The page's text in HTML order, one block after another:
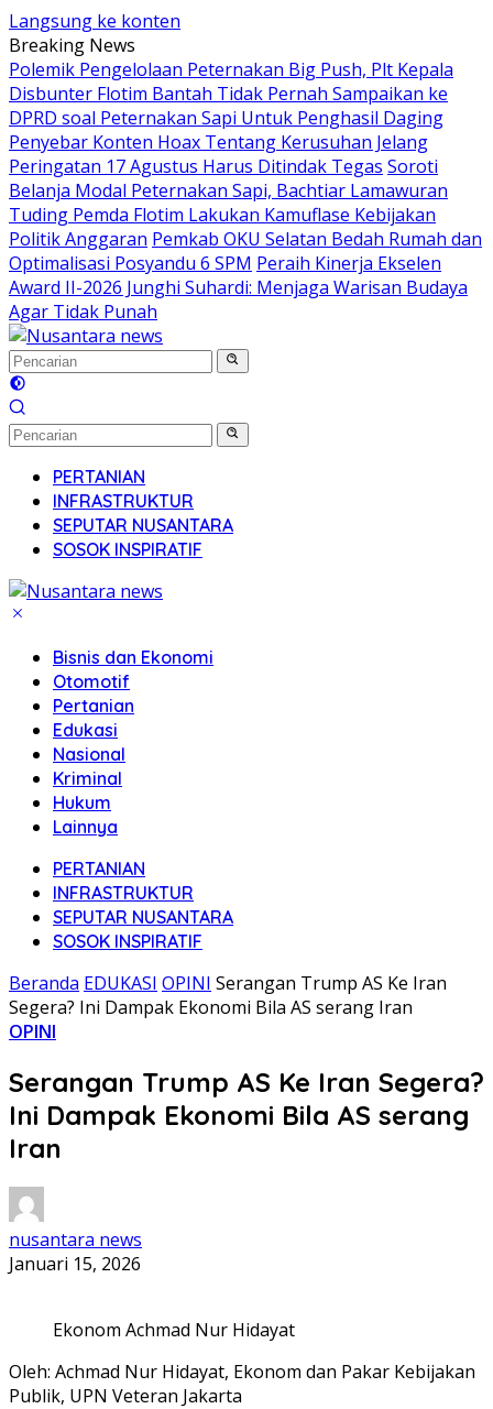
Langsung ke konten
Breaking News
Polemik Pengelolaan Peternakan Big Push, Plt Kepala
Disbunter Flotim Bantah Tidak Pernah Sampaikan ke
DPRD soal Peternakan Sapi Untuk Penghasil Daging
Penyebar Konten Hoax Tentang Kerusuhan Jelang
Peringatan 17 Agustus Harus Ditindak Tegas Soroti
Belanja Modal Peternakan Sapi, Bachtiar Lamawuran
Tuding Pemda Flotim Lakukan Kamuflase Kebijakan
Politik Anggaran Pemkab OKU Selatan Bedah Rumah dan
Optimalisasi Posyandu 6 SPM Peraih Kinerja Ekselen
Award II-2026 Junghi Suhardi: Menjaga Warisan Budaya
Agar Tidak Punah
PERTANIAN
INFRASTRUKTUR
SEPUTAR NUSANTARA
SOSOK INSPIRATIF
Bisnis dan Ekonomi
Otomotif
Pertanian
Edukasi
Nasional
Kriminal
Hukum
Lainnya
PERTANIAN
INFRASTRUKTUR
SEPUTAR NUSANTARA
SOSOK INSPIRATIF
Beranda EDUKASI OPINI Serangan Trump AS Ke Iran
Segera? Ini Dampak Ekonomi Bila AS serang Iran
OPINI
Serangan Trump AS Ke Iran Segera?
Ini Dampak Ekonomi Bila AS serang
Iran
nusantara news
Januari 15, 2026
Ekonom Achmad Nur Hidayat
Oleh: Achmad Nur Hidayat, Ekonom dan Pakar Kebijakan
Publik, UPN Veteran Jakarta